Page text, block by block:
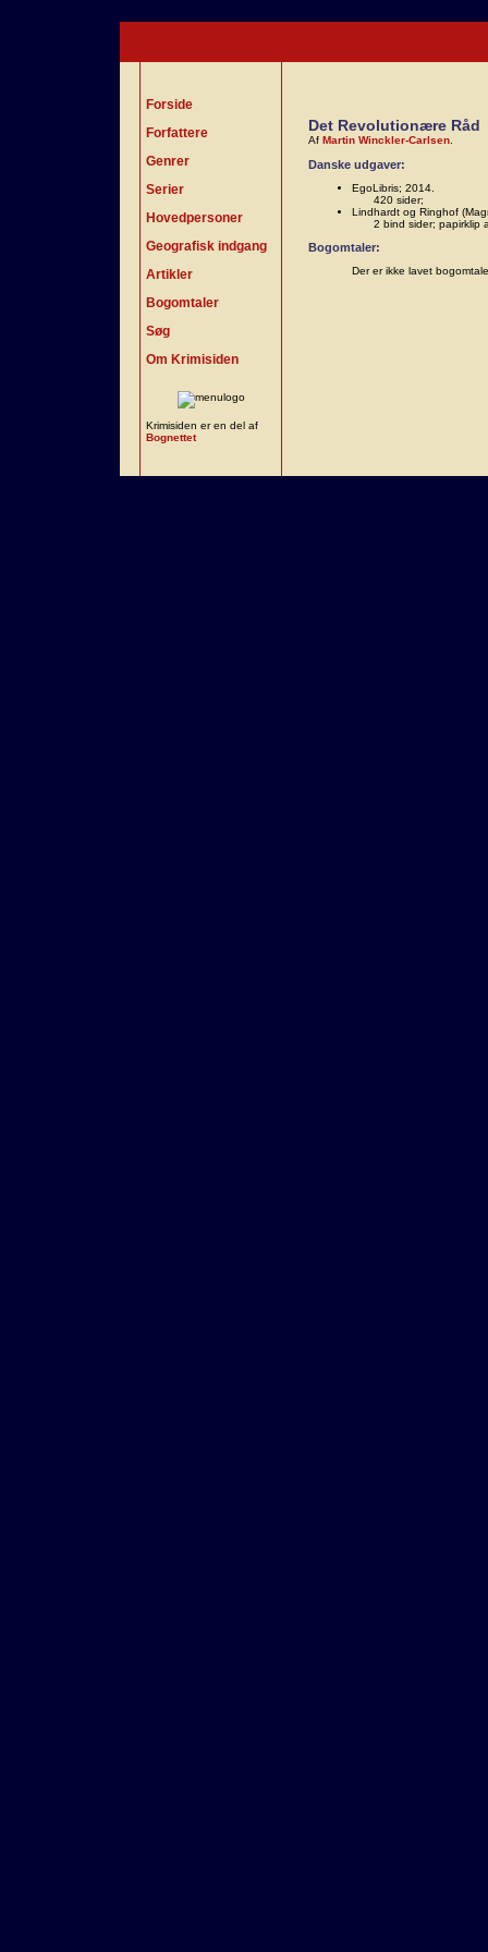
Forside
Forfattere
Genrer
Serier
Hovedpersoner
Geografisk indgang
Artikler
Bogomtaler
Søg
Om Krimisiden
Krimisiden er en del af
Bognettet
Det Revolutionære Råd
Af Martin Winckler-Carlsen
Danske udgaver:
EgoLibris; 2014.
420 sider;
Lindhardt og Ringhof
2 bind sider; papirklip
Bogomtaler:
Der er ikke lavet